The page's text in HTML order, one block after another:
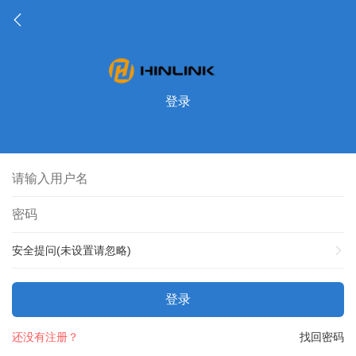
登录
安全提问(未设置请忽略)
登录
找回密码
还没有注册？